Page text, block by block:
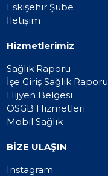
Eskişehir Şube
İletişim
Hizmetlerimiz
Sağlık Raporu
İşe Giriş Sağlık Raporu
Hijyen Belgesi
OSGB Hizmetleri
Mobil Sağlık
BİZE ULAŞIN
Instagram